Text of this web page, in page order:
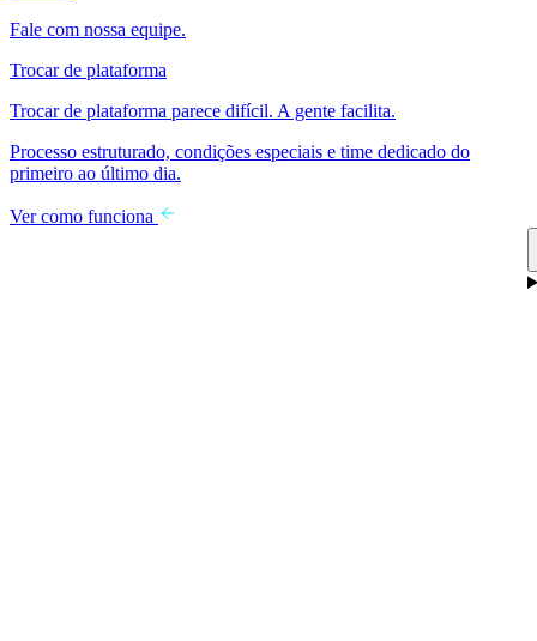
Fale com nossa equipe.
Trocar de plataforma
Trocar de plataforma parece difícil. A gente facilita.
Processo estruturado, condições especiais e time dedicado do
primeiro ao último dia.
Ver como funciona